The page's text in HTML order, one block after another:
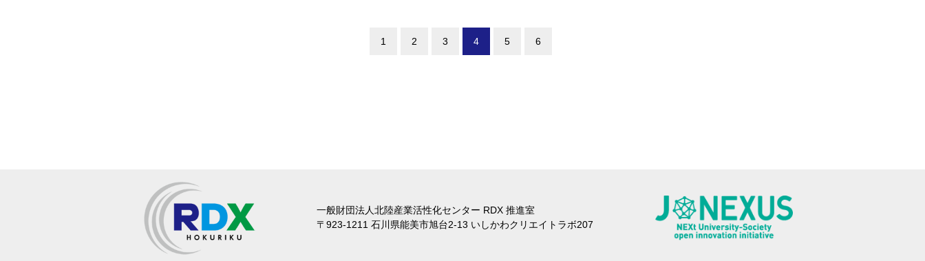
1 2 3 4 5 6
⼀般財団法⼈北陸産業活性化センター RDX 推進室
〒923-1211 石川県能美市旭台2-13 いしかわクリエイトラボ207